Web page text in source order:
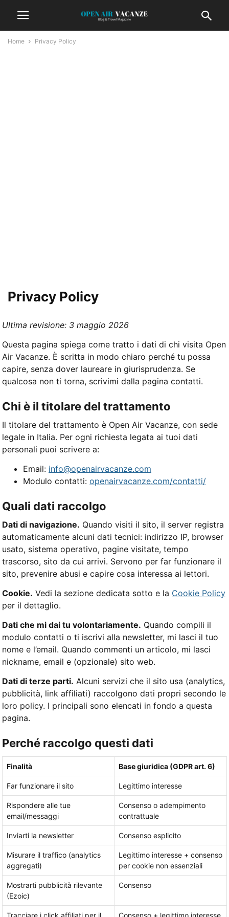
Home Privacy Policy
Privacy Policy
Ultima revisione: 3 maggio 2026
Questa pagina spiega come tratto i dati di chi visita Open
Air Vacanze. È scritta in modo chiaro perché tu possa
capire, senza dover laureare in giurisprudenza. Se
qualcosa non ti torna, scrivimi dalla pagina contatti.
Chi è il titolare del trattamento
Il titolare del trattamento è Open Air Vacanze, con sede
legale in Italia. Per ogni richiesta legata ai tuoi dati
personali puoi scrivere a:
Email: info@openairvacanze.com
Modulo contatti: openairvacanze.com/contatti/
Quali dati raccolgo
Dati di navigazione. Quando visiti il sito, il server registra
automaticamente alcuni dati tecnici: indirizzo IP, browser
usato, sistema operativo, pagine visitate, tempo
trascorso, sito da cui arrivi. Servono per far funzionare il
sito, prevenire abusi e capire cosa interessa ai lettori.
Cookie. Vedi la sezione dedicata sotto e la Cookie Policy
per il dettaglio.
Dati che mi dai tu volontariamente. Quando compili il
modulo contatti o ti iscrivi alla newsletter, mi lasci il tuo
nome e l’email. Quando commenti un articolo, mi lasci
nickname, email e (opzionale) sito web.
Dati di terze parti. Alcuni servizi che il sito usa (analytics,
pubblicità, link affiliati) raccolgono dati propri secondo le
loro policy. I principali sono elencati in fondo a questa
pagina.
Perché raccolgo questi dati
Finalità Base giuridica (GDPR art. 6)
Far funzionare il sito Legittimo interesse
Rispondere alle tue
email/messaggi
Consenso o adempimento
contrattuale
Inviarti la newsletter Consenso esplicito
Misurare il traffico (analytics
aggregati)
Legittimo interesse + consenso
per cookie non essenziali
Mostrarti pubblicità rilevante
(Ezoic)
Consenso
Tracciare i click affiliati per il Consenso + legittimo interesse